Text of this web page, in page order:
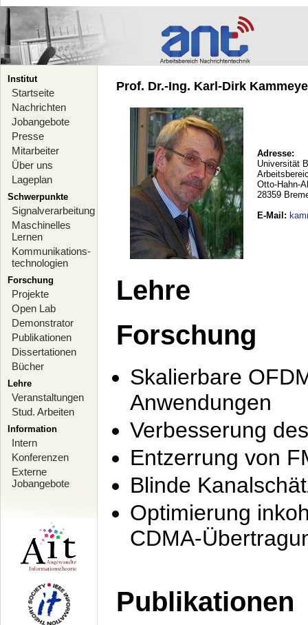
Institut
Startseite
Nachrichten
Jobangebote
Presse
Mitarbeiter
Über uns
Lageplan
Schwerpunkte
Signalverarbeitung
Maschinelles
Lernen
Kommunikations-
technologien
Forschung
Projekte
Open Lab
Demonstrator
Publikationen
Dissertationen
Bücher
Lehre
Veranstaltungen
Stud. Arbeiten
Information
Intern
Konferenzen
Externe
Jobangebote
Prof. Dr.-Ing. Karl-Dirk
Adresse:
Universität
Otto-Hahn-
28359
E-Mail :
Lehre
Forschung
Skalierbare
Anwendungen
Verbesserung
Entzerrung von
Blinde
Optimierung
CDMA-
Publikationen